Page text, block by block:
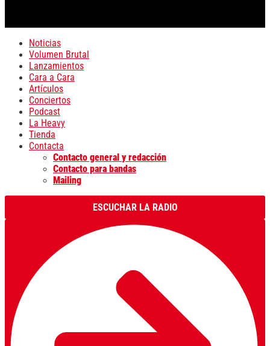
Noticias
Volumen Brutal
Lanzamientos
Cara a Cara
Artículos
Conciertos
Podcast
La Heavy
Tienda
Contacta
Contacto general y redacción
Contacto para bandas
Mailing
ESCUCHAR LA RADIO